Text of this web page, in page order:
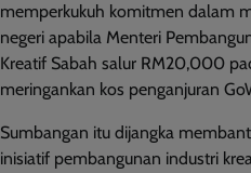
memperkukuh komitmen dalam
negeri apabila Menteri
Kreatif Sabah salur RM20,000
meringankan kos penganjuran
Sumbangan itu dijangka
inisiatif pembangunan industri